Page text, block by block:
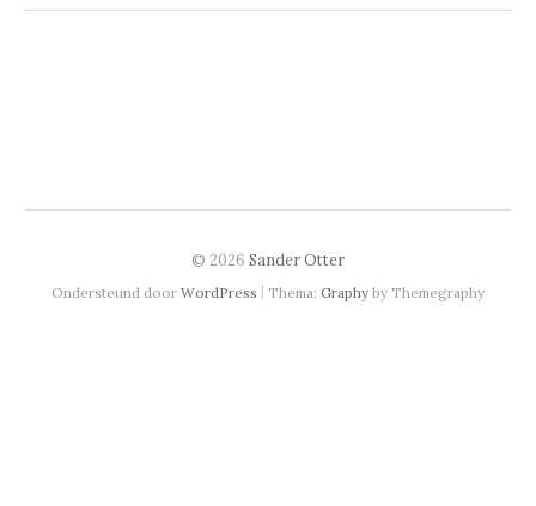
© 2026 Sander Otter
Ondersteund door WordPress | Thema: Graphy by Themegraphy